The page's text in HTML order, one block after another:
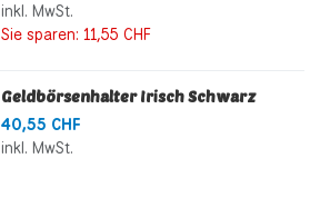
inkl. MwSt.
Sie sparen: 11,55 CHF
Geldbörsenhalter Irisch Schwarz
40,55 CHF
inkl. MwSt.